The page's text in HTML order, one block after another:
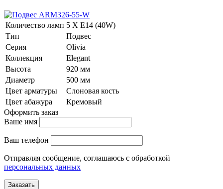
Количество ламп 5 Х E14 (40W)
Тип
Подвес
Серия
Olivia
Коллекция
Elegant
Высота
920 мм
Диаметр
500 мм
Цвет арматуры
Слоновая кость
Цвет абажура
Кремовый
Оформить заказ
Ваше имя
Ваш телефон
Отправляя сообщение, соглашаюсь с обработкой
персональных данных
Заказать